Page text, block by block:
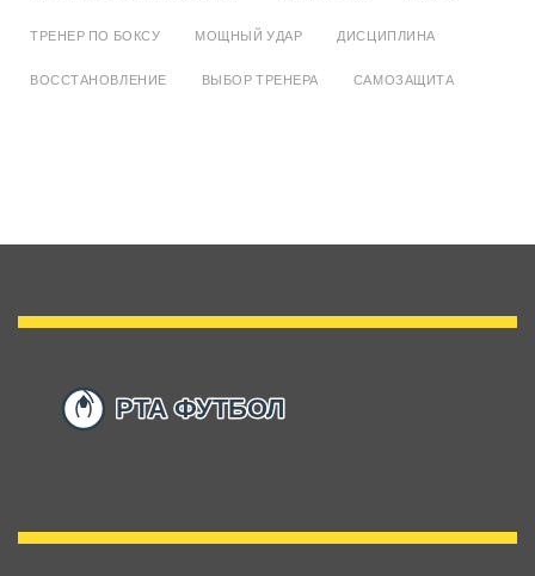
ТРЕНЕР ПО БОКСУ МОЩНЫЙ УДАР ДИСЦИПЛИНА
ВОССТАНОВЛЕНИЕ ВЫБОР ТРЕНЕРА САМОЗАЩИТА